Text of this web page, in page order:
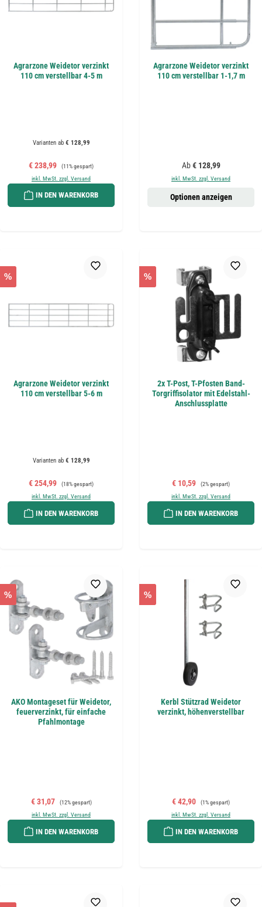
Agrarzone Weidetor verzinkt
110 cm verstellbar 4-5 m
Varianten ab€ 128,99
Verkaufspreis:
€ 238,99 Regulärer Preis:
(11% gespart)
inkl. MwSt. zzgl. Versand
IN DEN WARENKORB
Agrarzone Weidetor verzinkt
110 cm verstellbar 1-1,7 m
Regulärer Preis:
Ab€ 128,99
inkl. MwSt. zzgl. Versand
Optionen anzeigen
%
Agrarzone Weidetor verzinkt
110 cm verstellbar 5-6 m
Varianten ab€ 128,99
Verkaufspreis:
€ 254,99 Regulärer Preis:
(18% gespart)
inkl. MwSt. zzgl. Versand
IN DEN WARENKORB
%
2x T-Post, T-Pfosten Band-
Torgriffisolator mit Edelstahl-
Anschlussplatte
Verkaufspreis:
€ 10,59 Regulärer Preis:
(2% gespart)
inkl. MwSt. zzgl. Versand
IN DEN WARENKORB
%
AKO Montageset für Weidetor,
feuerverzinkt, für einfache
Pfahlmontage
Verkaufspreis:
€ 31,07 Regulärer Preis:
(12% gespart)
inkl. MwSt. zzgl. Versand
IN DEN WARENKORB
%
Kerbl Stützrad Weidetor
verzinkt, höhenverstellbar
Verkaufspreis:
€ 42,90 Regulärer Preis:
(1% gespart)
inkl. MwSt. zzgl. Versand
IN DEN WARENKORB